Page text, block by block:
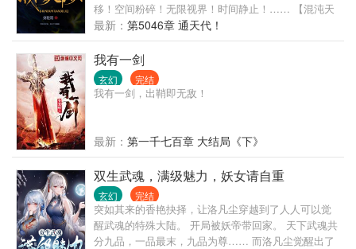
可以在四个月后挑战最强大的天命反派！” “失败，即
死！” …… 啊！ 四个月后打最终BOSS？天命反派？
苏鲁、女娲、妲己、炽天使米迦勒、堕落之王路西
法、泰坦地母……，这个世界似乎还存在着许许多多
神明和大人物的痕迹。 白祈：“不管你们是谁，我都要
移！空间粉碎！无限视界！时间静止！…… 【混沌天
帝】凌峰：“我凭这双眼，敢叫天地颤栗！”
最新： 第5046章 通天代！
我有一剑
玄幻 完结
我有一剑，出鞘即无敌！
最新： 第一千七百章 大结局《下》
双生武魂，满级魅力，妖女请自重
玄幻 完结
突如其来的香艳抉择，让洛凡尘穿越到了人人可以觉
醒武魂的特殊大陆。 开局被妖帝带回家。 天下武魂共
分九品，一品最末，九品为尊…… 而洛凡尘觉醒出了